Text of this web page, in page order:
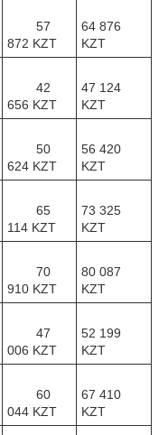
57
872 KZT
64 876
KZT
42
656 KZT
47 124
KZT
50
624 KZT
56 420
KZT
65
114 KZT
73 325
KZT
70
910 KZT
80 087
KZT
47
006 KZT
52 199
KZT
60
044 KZT
67 410
KZT